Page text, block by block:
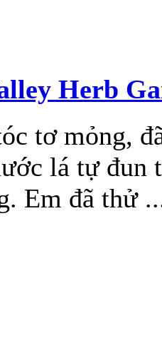
Herb
tơ mỏng,
lá tự đun
Em đã thử